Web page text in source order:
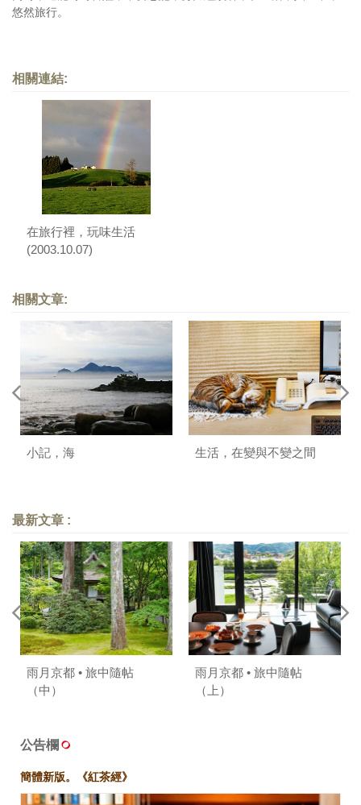
悠然旅行。
相關連結:
在旅行裡，玩味生活
(2003.10.07)
相關文章:
小記，海 生活，在變與不變之間
最新文章 :
雨月京都 • 旅中隨帖
（中）
雨月京都 • 旅中隨帖
（上）
公告欄
簡體新版。《紅茶經》